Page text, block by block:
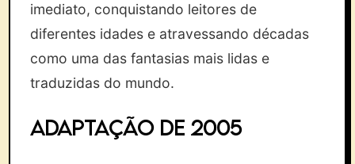
imediato, conquistando leitores de
diferentes idades e atravessando décadas
como uma das fantasias mais lidas e
traduzidas do mundo.
Adaptação de 2005